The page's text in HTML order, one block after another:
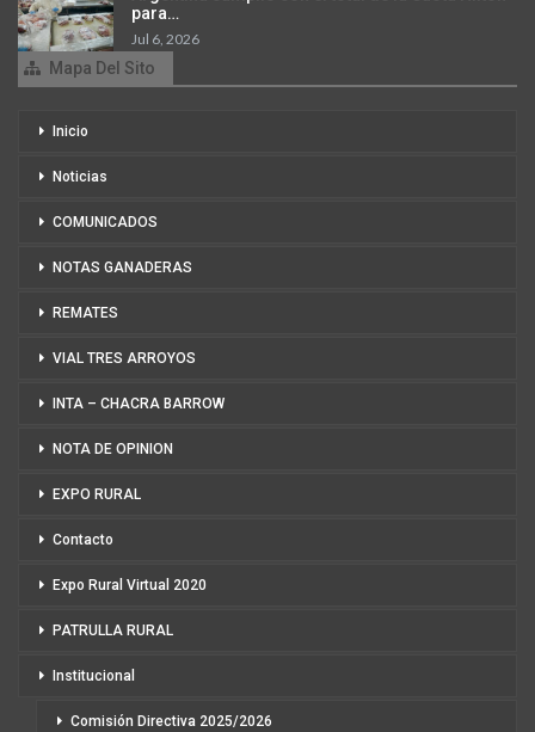
para…
Jul 6, 2026
Mapa Del Sito
Inicio
Noticias
COMUNICADOS
NOTAS GANADERAS
REMATES
VIAL TRES ARROYOS
INTA – CHACRA BARROW
NOTA DE OPINION
EXPO RURAL
Contacto
Expo Rural Virtual 2020
PATRULLA RURAL
Institucional
Comisión Directiva 2025/2026